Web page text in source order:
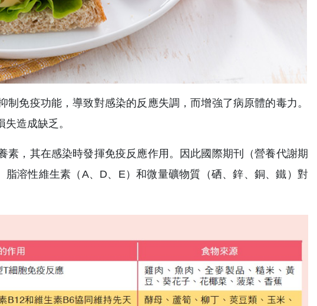
免疫功能，導致對感染的反應失調，而增強了病原體的毒力。
造成缺乏。
素，其在感染時發揮免疫反應作用。因此國際期刊（營養代謝期
溶性維生素（A、D、E）和微量礦物質（硒、鋅、銅、鐵）對